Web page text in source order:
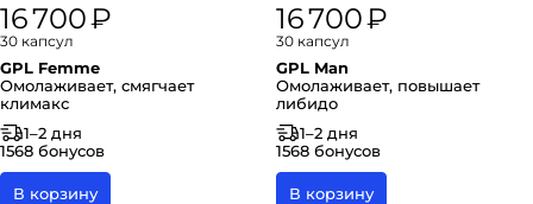
16 700 ₽
30 капсул
GPL Femme
Омолаживает, смягчает
климакс
1–2 дня
1568 бонусов
В корзину
16 700 ₽
30 капсул
GPL Man
Омолаживает, повышает
либидо
1–2 дня
1568 бонусов
В корзину